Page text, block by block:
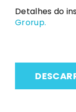
Detalhes do
Grorup.